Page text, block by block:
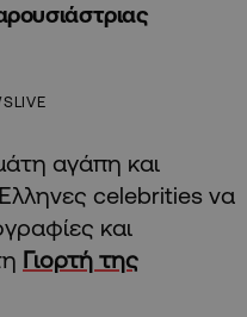
αγάπη και
celebrities να
και
Γιορτή της